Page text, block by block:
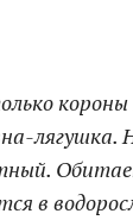
лягушка.
в